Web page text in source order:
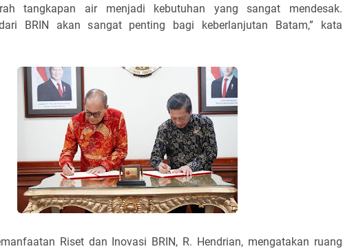
tangkapan air menjadi kebutuhan yang sangat mendesak.
BRIN akan sangat penting bagi keberlanjutan Batam,” kata
Riset dan Inovasi BRIN, R. Hendrian, mengatakan ruang